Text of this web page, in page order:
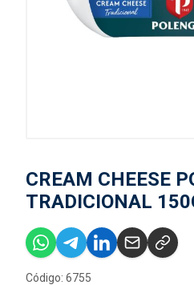
CREAM CHEESE
TRADICIONAL
Código: 6755